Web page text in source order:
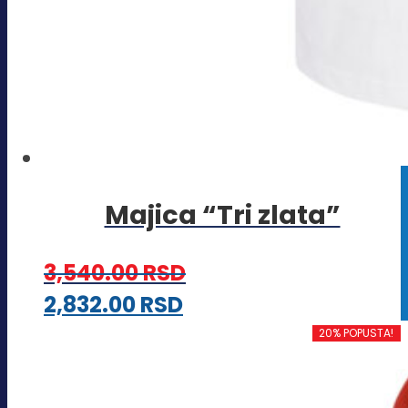
Majica “Tri zlata”
3,540.00RSD
2,832.00RSDOvaj
20% POPUSTA!